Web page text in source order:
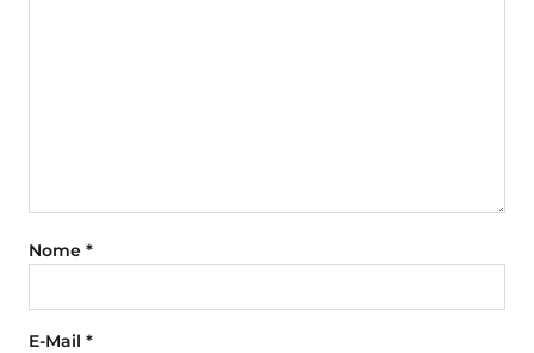
Nome *
E-Mail *